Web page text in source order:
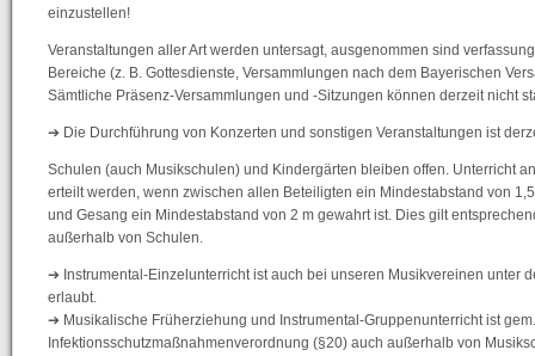
einzustellen!
Veranstaltungen aller Art werden untersagt, ausgenommen sind
Bereiche (z. B. Gottesdienste, Versammlungen nach dem Bayerischen
Sämtliche Präsenz-Versammlungen und -Sitzungen können derzeit nicht
➔ Die Durchführung von Konzerten und sonstigen Veranstaltungen ist
Schulen (auch Musikschulen) und Kindergärten bleiben offen. Unterricht
erteilt werden, wenn zwischen allen Beteiligten ein Mindestabstand von
und Gesang ein Mindestabstand von 2 m gewahrt ist. Dies gilt
außerhalb von Schulen.
➔ Instrumental-Einzelunterricht ist auch bei unseren Musikvereinen unter
erlaubt.
➔ Musikalische Früherziehung und Instrumental-Gruppenunterricht ist gem.
Infektionsschutzmaßnahmenverordnung (§20) auch außerhalb von